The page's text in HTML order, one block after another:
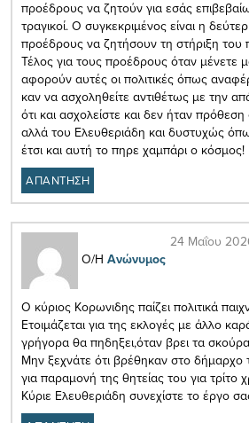
προέδρους να ζητούν για εσάς
τραγικοί. Ο συγκεκριμένος είναι η
προέδρους να ζητήσουν τη στήριξη
Τέλος για τους προέδρους όταν μένετε
αφορούν αυτές οι πολιτικές όπως
καν να ασχοληθείτε αντιθέτως με την
ότι και ασχολείστε και δεν ήταν
αλλά του Ελευθεριάδη και δυστυχώς
έτσι και αυτή το πηρε χαμπάρι ο κόσμος!
ΑΠΑΝΤΗΣΗ
Ο/Η Ανώνυμος
24 Μαΐου
Ο κύριος Κορωνιδης παίζει πολιτικά
Ετοιμάζεται για της εκλογές με άλλο
γρήγορα θα πηδηξει,όταν βρει τα
Μην ξεχνάτε ότι βρέθηκαν στο
για παραμονή της θητείας του για τρίτο
Κύριε Ελευθεριάδη συνεχίστε το έργο